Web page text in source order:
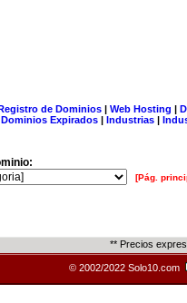
de Dominios| Web Hosting |
Dominios Expirados | Industrias |
[Pág.
** Precios
© 2002/2022 Solo10.com